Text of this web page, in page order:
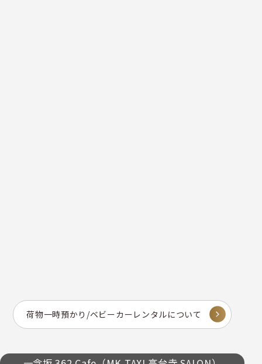
荷物一時預かり/ベビーカーレンタルについて